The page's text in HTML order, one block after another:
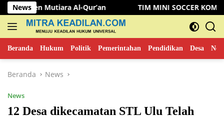
Langsung
ke
konten
NewsAl-Qur’an TIM MINI SOCCER KOMINFO MUSI
Beranda Hukum Politik Pemerintahan Pendidikan Desa
Beranda News
News
12 Desa dikecamatan STL Ulu Telah